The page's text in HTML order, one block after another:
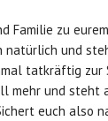
Familie zu
natürlich und
tatkräftig zur
mehr und steht
euch also